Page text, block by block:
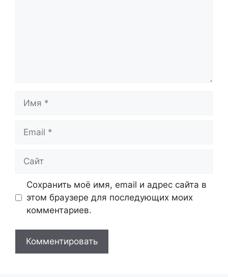
Сохранить моё имя, email и адрес сайта в
этом браузере для последующих моих
комментариев.